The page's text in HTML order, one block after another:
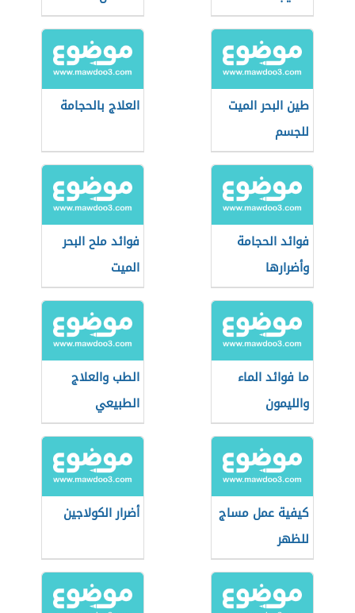
طين البحر الميت
للجسم
العلاج بالحجامة
فوائد الحجامة
وأضرارها
فوائد ملح البحر
الميت
ما فوائد الماء
والليمون
الطب والعلاج
الطبيعي
كيفية عمل مساج
للظهر
أضرار الكولاجين